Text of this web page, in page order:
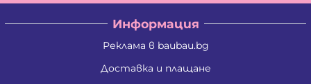
Информация
Реклама в baubau.bg
Доставка и плащане